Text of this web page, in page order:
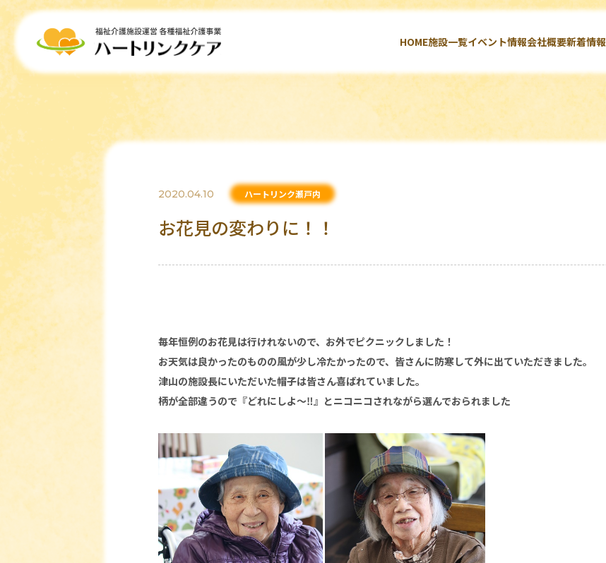
HOME施設一覧イベント情報会社概要新着情報
2020.04.10 ハートリンク瀬戸内
お花見の変わりに！！
毎年恒例のお花見は行けれないので、お外でピクニックしました！
お天気は良かったのものの風が少し冷たかったので、皆さんに防寒して外に出ていただきました。
津山の施設長にいただいた帽子は皆さん喜ばれていました。
柄が全部違うので『どれにしよ～‼』とニコニコされながら選んでおられました